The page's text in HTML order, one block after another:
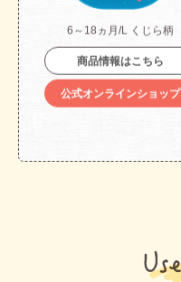
6～18ヵ月/L くじら柄
商品情報はこちら
公式オンラインショップ